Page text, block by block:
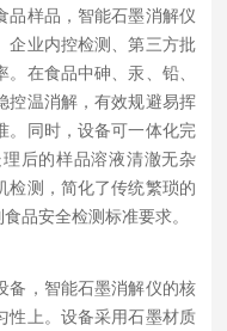
样品，智能石墨消解仪
企业内控检测、第三方批
在食品中砷、汞、铅、
控温消解，有效规避易挥
。同时，设备可一体化完
后的样品溶液清澈无杂
检测，简化了传统繁琐的
品安全检测标准要求。
，智能石墨消解仪的核
性上。设备采用石墨材质